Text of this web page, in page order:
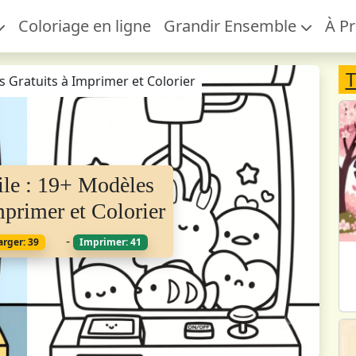
Coloriage en ligne Grandir Ensemble À
Gratuits à Imprimer et Colorier
: 19+ Modèles
et Colorier
39 - Imprimer: 41